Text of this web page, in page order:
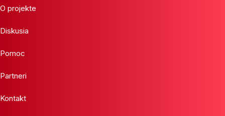
O projekte
Diskusia
Pomoc
Partneri
Kontakt